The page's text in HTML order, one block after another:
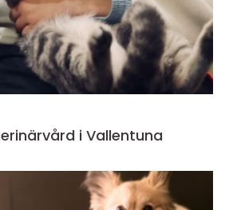
i Vallentuna